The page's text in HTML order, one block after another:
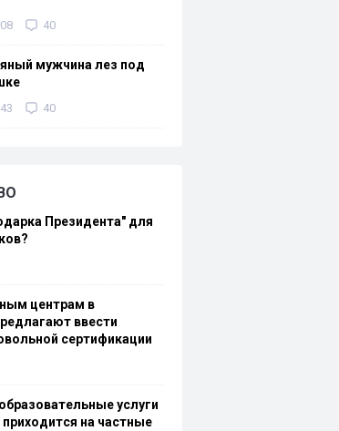
40
мужчина лез под
40
Президента" для
центрам в
ввести
сертификации
услуги
приходится на частные